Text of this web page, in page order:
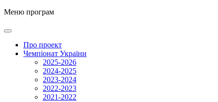
Меню програм
Про проект
Чемпіонат України
2025-2026
2024-2025
2023-2024
2022-2023
2021-2022